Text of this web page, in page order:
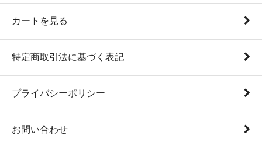
カートを見る
特定商取引法に基づく表記
プライバシーポリシー
お問い合わせ